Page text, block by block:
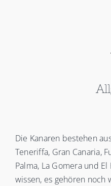
Die Kanaren bestehen
Teneriffa, Gran Canaria,
Palma, La Gomera und
wissen, es gehören noch